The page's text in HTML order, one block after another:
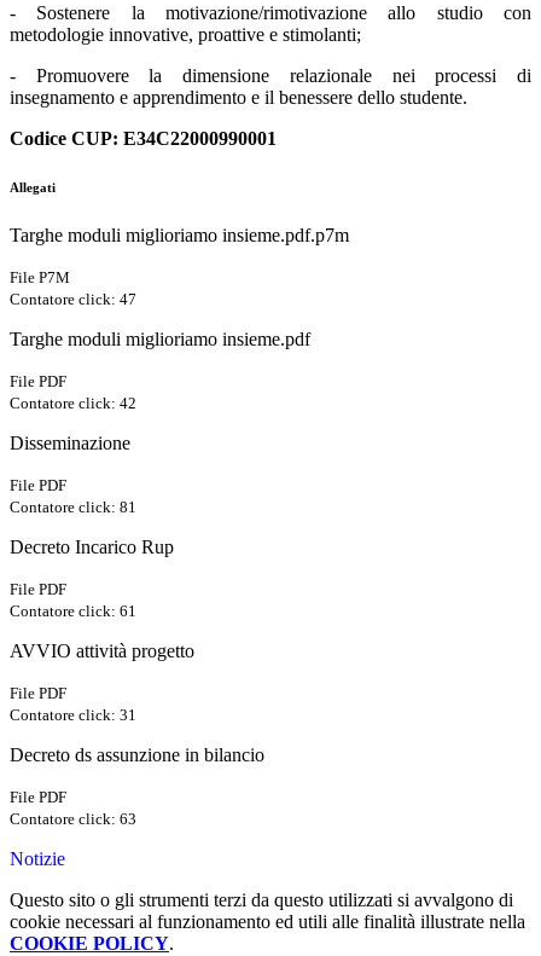
- Sostenere la motivazione/rimotivazione allo studio con
metodologie innovative, proattive e stimolanti;
- Promuovere la dimensione relazionale nei processi di
insegnamento e apprendimento e il benessere dello studente.
Codice CUP: E34C22000990001
Allegati
Targhe moduli miglioriamo insieme.pdf.p7m
File P7M
Contatore click: 47
Targhe moduli miglioriamo insieme.pdf
File PDF
Contatore click: 42
Disseminazione
File PDF
Contatore click: 81
Decreto Incarico Rup
File PDF
Contatore click: 61
AVVIO attività progetto
File PDF
Contatore click: 31
Decreto ds assunzione in bilancio
File PDF
Contatore click: 63
Notizie
Questo sito o gli strumenti terzi da questo utilizzati si avvalgono di
cookie necessari al funzionamento ed utili alle finalità illustrate nella
COOKIE POLICY.